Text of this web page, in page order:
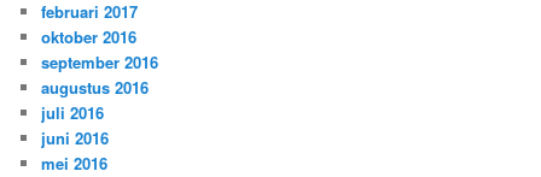
februari 2017
oktober 2016
september 2016
augustus 2016
juli 2016
juni 2016
mei 2016